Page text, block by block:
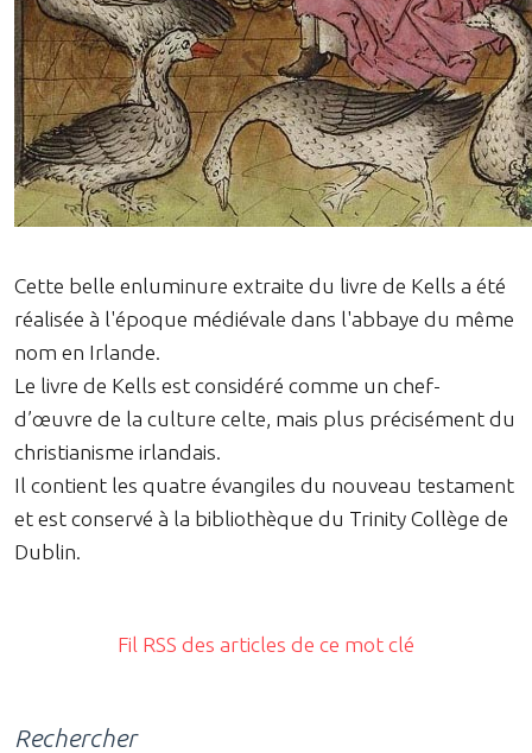
Cette belle enluminure extraite du livre de Kells a été
réalisée à l'époque médiévale dans l'abbaye du même
nom en Irlande.
Le livre de Kells est considéré comme un chef-
d’œuvre de la culture celte, mais plus précisément du
christianisme irlandais.
Il contient les quatre évangiles du nouveau testament
et est conservé à la bibliothèque du Trinity Collège de
Dublin.
Fil RSS des articles de ce mot clé
Rechercher